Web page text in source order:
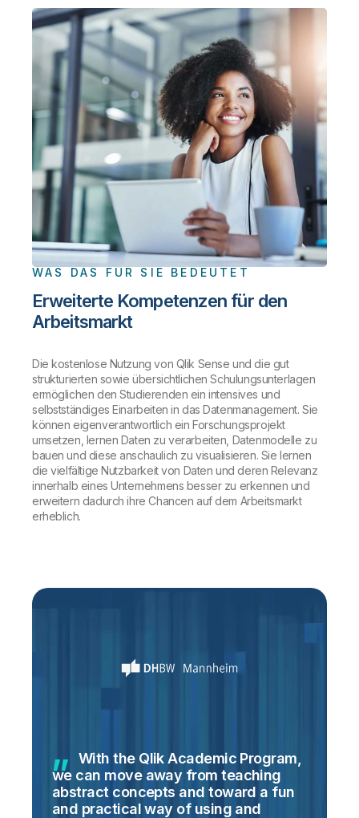
WAS DAS FÜR SIE BEDEUTET
Erweiterte Kompetenzen für den
Arbeitsmarkt
Die kostenlose Nutzung von Qlik Sense und die gut
strukturierten sowie übersichtlichen Schulungsunterlagen
ermöglichen den Studierenden ein intensives und
selbstständiges Einarbeiten in das Datenmanagement. Sie
können eigenverantwortlich ein Forschungsprojekt
umsetzen, lernen Daten zu verarbeiten, Datenmodelle zu
bauen und diese anschaulich zu visualisieren. Sie lernen
die vielfältige Nutzbarkeit von Daten und deren Relevanz
innerhalb eines Unternehmens besser zu erkennen und
erweitern dadurch ihre Chancen auf dem Arbeitsmarkt
erheblich.
With the Qlik Academic Program,
we can move away from teaching
abstract concepts and toward a fun
and practical way of using and